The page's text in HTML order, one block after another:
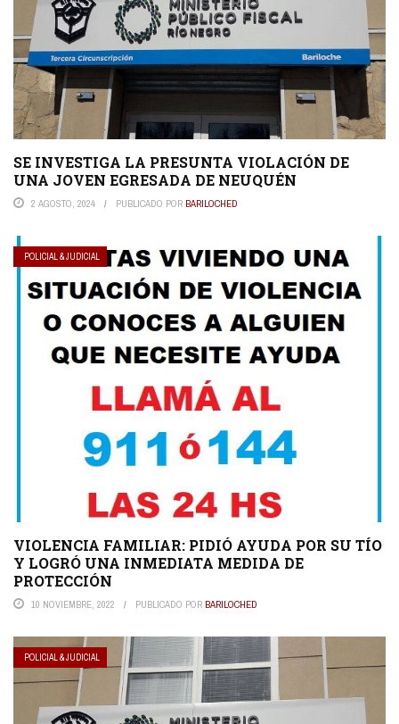
SE INVESTIGA LA PRESUNTA VIOLACIÓN DE
UNA JOVEN EGRESADA DE NEUQUÉN
2 AGOSTO, 2024 PUBLICADO POR BARILOCHED
POLICIAL & JUDICIAL
VIOLENCIA FAMILIAR: PIDIÓ AYUDA POR SU TÍO
Y LOGRÓ UNA INMEDIATA MEDIDA DE
PROTECCIÓN
10 NOVIEMBRE, 2022 PUBLICADO POR BARILOCHED
POLICIAL & JUDICIAL